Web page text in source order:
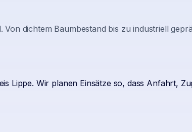
. Von dichtem Baumbestand bis zu industriell
Lippe. Wir planen Einsätze so, dass Anfahrt,